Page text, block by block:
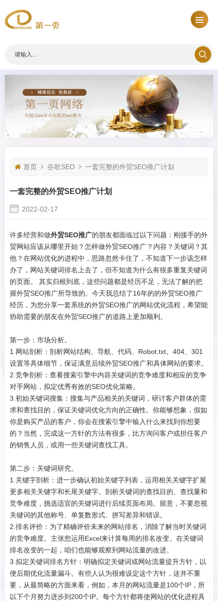
首页 谷歌SEO 一套完整的外贸SEO推广计划
一套完整的外贸SEO推广计划
2022-02-17
许多经营和做外贸SEO推广的朋友都面临过以下问题：刚接手的外
贸网站应该从哪里开始？怎样做外贸SEO推广？内容？关键词？其
他？在网站优化的进程中，思路忽然卡住了，不知道下一步该怎样
办了，网站关键词排名上去了，但不知道为什么有很多重复关键词
的页面。 其实归根到底，这些问题都是经历不足，无法了解的把
握外贸SEO推广所导致的。今天我总结了16年的的外贸SEO推广
经历，为您分享一套系统的外贸SEO推广的网站优化流程，希望能
协助需要的朋友在外贸SEO推广的道路上更加顺利。
第一步：市场分析。
1.网站剖析：剖析网站结构、导航、代码、Robot.txt、404、301
设置等具体细节，保证满意后续外贸SEO推广和具体网站的要求。
2.竞争剖析：查看搜索引擎中内容关键词的竞争难度和相应的竞争
对手网站，拟定优秀有效的SEO优化策略。
3.初始关键词搜集：搜集与产品相关的关键词，研讨客户群体的需
求和查找目的，保证关键词优化方向的正确性。你能够想象，假如
你是购买产品的客户，你会在搜索引擎中输入什么来找到你想要
的？当然，完成这一方针的方法有很多，比方询问客户或担任客户
的销售人员，或用一些关键词查找工具。
第二步：关键词研究。
1.关键字剖析：进一步确认初始关键字列表，运用相关关键字扩展
更多相关关键字和长尾关键字。剖析关键词的查找目的、查找量和
竞争难度，挑选适宜的关键词进行后续页面布局。留意，不要忽视
关键词的其他称号、单复数形式、拼写差异和错误。
2.排名评价：为了精确评价未来的网站排名，消除了解当时关键词
的竞争难度。主张您运用Excel来计算每周的排名改变。在关键词
排名改变的一起，咱们也能够观察到网站流量的改进。
3.拟定关键词排名方针：明确拟定关键词或网站流量提升方针，以
便后期优化流量漏斗。有些人认为很难设定这个方针，这并不重
要，从最简略的方面来看，例如，本月的网站流量是100个IP，所
以下个月努力进步到200个IP。每个方针都将使网站的优化进程具